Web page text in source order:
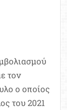
τον
ο οποίος
του 2021